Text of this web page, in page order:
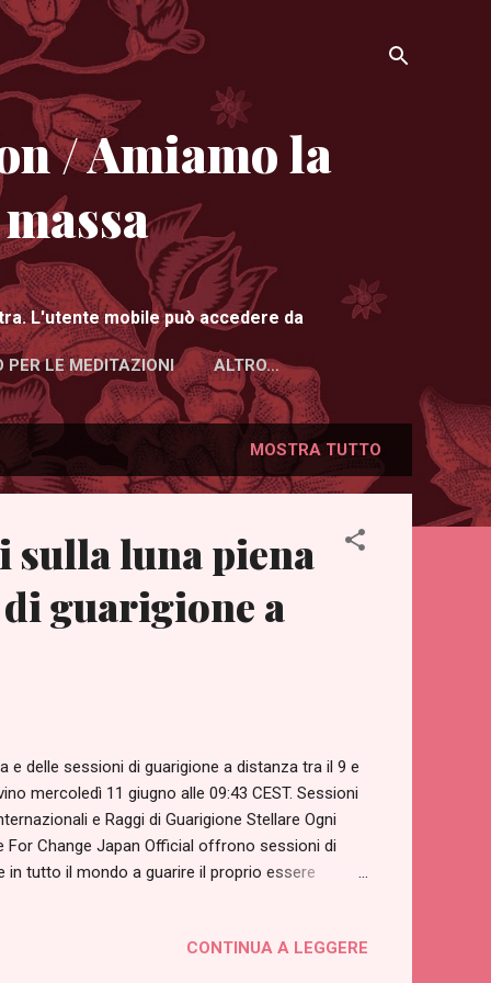
/ Amiamo la
L'utente mobile può accedere da
PER LE MEDITAZIONI ALTRO…
MOSTRA TUTTO
sulla luna piena
guarigione a
e delle sessioni di guarigione a distanza tra il 9 e
mercoledì 11 giugno alle 09:43 CEST. Sessioni
e Raggi di Guarigione Stellare Ogni
For Change Japan Official offrono sessioni di
tutto il mondo a guarire il proprio essere
internazionali di guarigione a distanza
CONTINUA A LEGGERE